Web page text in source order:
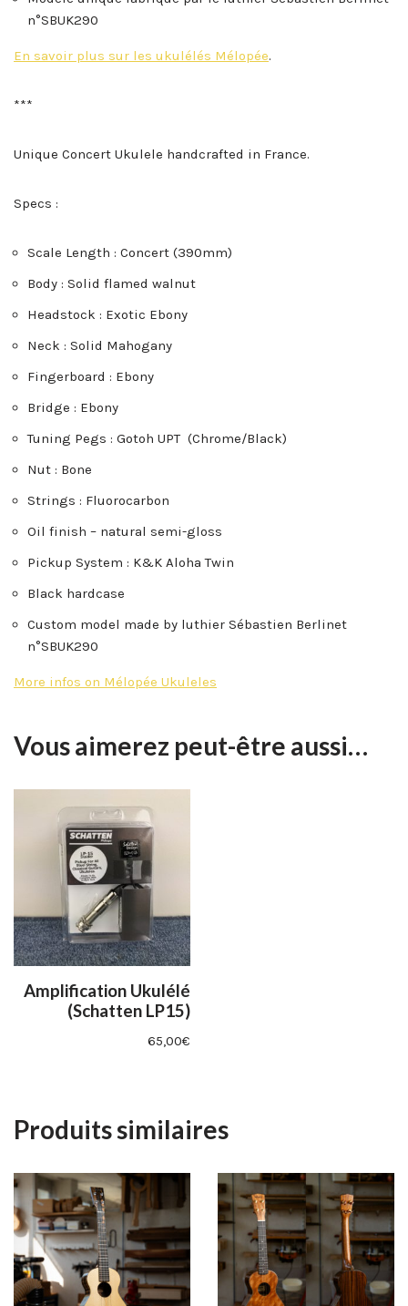
n°SBUK290
En savoir plus sur les ukulélés Mélopée.
***
Unique Concert Ukulele handcrafted in France.
Specs :
Scale Length : Concert (390mm)
Body : Solid flamed walnut
Headstock : Exotic Ebony
Neck : Solid Mahogany
Fingerboard : Ebony
Bridge : Ebony
Tuning Pegs : Gotoh UPT (Chrome/Black)
Nut : Bone
Strings : Fluorocarbon
Oil finish – natural semi-gloss
Pickup System : K&K Aloha Twin
Black hardcase
Custom model made by luthier Sébastien Berlinet
n°SBUK290
More infos on Mélopée Ukuleles
Vous aimerez peut-être aussi…
Amplification Ukulélé
(Schatten LP15)
65,00€
Produits similaires